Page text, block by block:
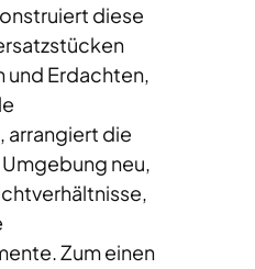
diese
und Erdachten,
arrangiert die
neu,
Zum einen